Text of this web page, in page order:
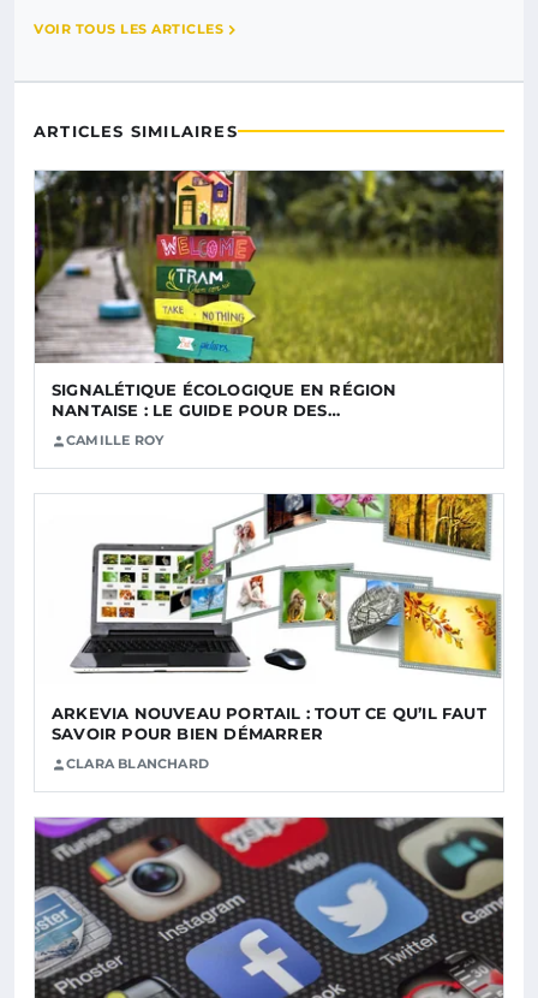
VOIR TOUS LES ARTICLES
ARTICLES SIMILAIRES
SIGNALÉTIQUE ÉCOLOGIQUE EN RÉGION
NANTAISE : LE GUIDE POUR DES…
CAMILLE ROY
ARKEVIA NOUVEAU PORTAIL : TOUT CE QU’IL FAUT
SAVOIR POUR BIEN DÉMARRER
CLARA BLANCHARD